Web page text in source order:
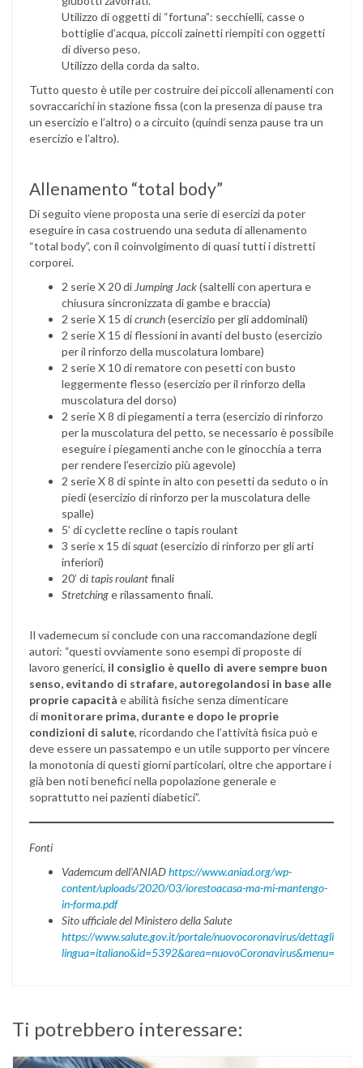
Utilizzo di oggetti di “fortuna”: secchielli, casse o
bottiglie d’acqua, piccoli zainetti riempiti con oggetti
di diverso peso.
Utilizzo della corda da salto.
Tutto questo è utile per costruire dei piccoli allenamenti con
sovraccarichi in stazione fissa (con la presenza di pause tra
un esercizio e l’altro) o a circuito (quindi senza pause tra un
esercizio e l’altro).
Allenamento “total body”
Di seguito viene proposta una serie di esercizi da poter
eseguire in casa costruendo una seduta di allenamento
“total body”, con il coinvolgimento di quasi tutti i distretti
corporei.
2 serie X 20 di Jumping Jack(saltelli con apertura e
chiusura sincronizzata di gambe e braccia)
2 serie X 15 dicrunch(esercizio per gli addominali)
2 serie X 15 di flessioni in avanti del busto (esercizio
per il rinforzo della muscolatura lombare)
2 serie X 10 di rematore con pesetti con busto
leggermente flesso (esercizio per il rinforzo della
muscolatura del dorso)
2 serie X 8 di piegamenti a terra (esercizio di rinforzo
per la muscolatura del petto, se necessario è possibile
eseguire i piegamenti anche con le ginocchia a terra
per rendere l’esercizio più agevole)
2 serie X 8 di spinte in alto con pesetti da seduto o in
piedi (esercizio di rinforzo per la muscolatura delle
spalle)
5’ di cyclette recline o tapis roulant
3 serie x 15 disquat(esercizio di rinforzo per gli arti
inferiori)
20’ ditapis roulantfinali
Stretchinge rilassamento finali.
Il vademecum si conclude con una raccomandazione degli
autori: “questi ovviamente sono esempi di proposte di
lavoro generici, il consiglio è quello di avere sempre buon
senso, evitando di strafare, autoregolandosi in base alle
proprie capacità e abilità fisiche senza dimenticare
di monitorare prima, durante e dopo le proprie
condizioni di salute, ricordando che l’attività fisica può e
deve essere un passatempo e un utile supporto per vincere
la monotonia di questi giorni particolari, oltre che apportare i
già ben noti benefici nella popolazione generale e
soprattutto nei pazienti diabetici”.
Fonti
Vademcum dell’ANIADhttps://www.aniad.org/wp-
content/uploads/2020/03/iorestoacasa-ma-mi-mantengo-
in-forma.pdf
Sito ufficiale del Ministero della Salute
https://www.salute.gov.it/portale/nuovocoronavirus/
lingua=italiano&id=5392&area=nuovoCoronavirus&menu=vuoto
Ti potrebbero interessare: